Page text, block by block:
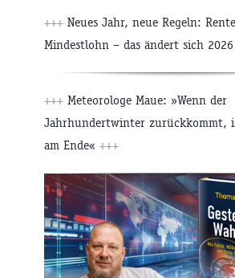
+++ Neues Jahr, neue Regeln:
Mindestlohn – das ändert sich 2026
+++ Meteorologe Maue: »Wenn der
Jahrhundertwinter zurückkommt,
am Ende« +++